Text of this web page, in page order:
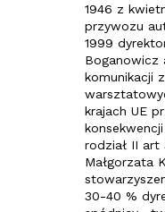
1946 z
przywozu
1999
Boganowicz
komunikacji
krajach UE
rodział II art
Małgorzata
30-40 %